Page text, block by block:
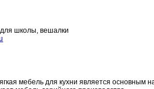
школы, вешалки
мебель для кухни является основным